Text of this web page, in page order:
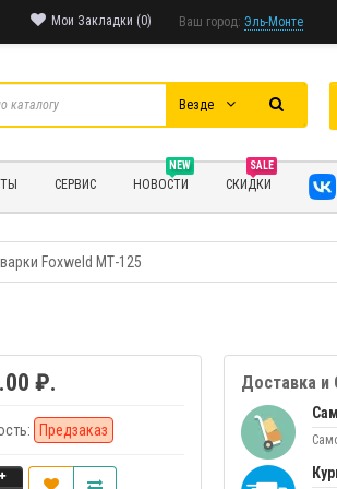
Ваш город: Эль-Монте
Мои Закладки (0)
Везде
СЕРВИС
NEW
НОВОСТИ
SALE
СКИДКИ
Foxweld МТ-125
₽.
Предзаказ
Доставка и